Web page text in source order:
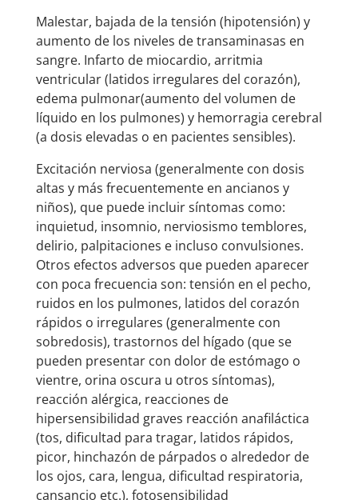
Malestar, bajada de la tensión (hipotensión) y
aumento de los niveles de transaminasas en
sangre. Infarto de miocardio, arritmia
ventricular (latidos irregulares del corazón),
edema pulmonar(aumento del volumen de
líquido en los pulmones) y hemorragia cerebral
(a dosis elevadas o en pacientes sensibles).
Excitación nerviosa (generalmente con dosis
altas y más frecuentemente en ancianos y
niños), que puede incluir síntomas como:
inquietud, insomnio, nerviosismo temblores,
delirio, palpitaciones e incluso convulsiones.
Otros efectos adversos que pueden aparecer
con poca frecuencia son: tensión en el pecho,
ruidos en los pulmones, latidos del corazón
rápidos o irregulares (generalmente con
sobredosis), trastornos del hígado (que se
pueden presentar con dolor de estómago o
vientre, orina oscura u otros síntomas),
reacción alérgica, reacciones de
hipersensibilidad graves reacción anafiláctica
(tos, dificultad para tragar, latidos rápidos,
picor, hinchazón de párpados o alrededor de
los ojos, cara, lengua, dificultad respiratoria,
cansancio etc.), fotosensibilidad